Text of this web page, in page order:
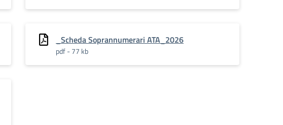
_Scheda Soprannumerari ATA_2026
pdf - 77 kb